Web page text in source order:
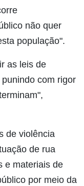
não quer
população".
as leis de
com rigor
de violência
de rua
e materiais de
por meio da